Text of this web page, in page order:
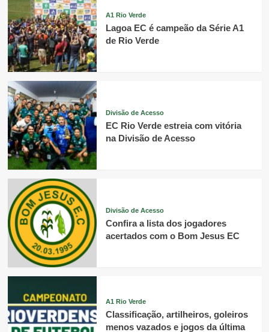
A1 Rio Verde
Lagoa EC é campeão da Série A1
de Rio Verde
Divisão de Acesso
EC Rio Verde estreia com vitória
na Divisão de Acesso
Divisão de Acesso
Confira a lista dos jogadores
acertados com o Bom Jesus EC
A1 Rio Verde
Classificação, artilheiros, goleiros
menos vazados e jogos da última